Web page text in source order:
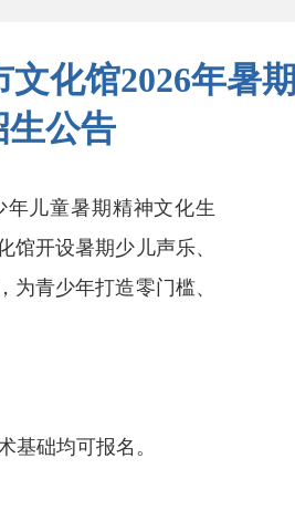
化馆2026年暑期
生公告
儿童暑期精神文化生
开设暑期少儿声乐、
青少年打造零门槛、
基础均可报名。